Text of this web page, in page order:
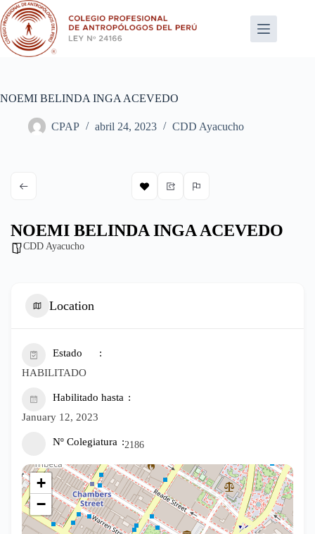
Saltar
al
contenido
NOEMI BELINDA INGA ACEVEDO
CPAP abril 24, 2023 CDD Ayacucho
NOEMI BELINDA INGA ACEVEDO
CDD Ayacucho
Location
Estado
HABILITADO
Habilitado hasta
January 12, 2023
Nº Colegiatura 2186
+
−